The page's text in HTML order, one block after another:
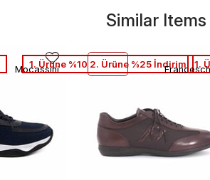
Similar Items
Mocassini
1. Ürüne %10 2. Ürüne %25 İndirim 1.